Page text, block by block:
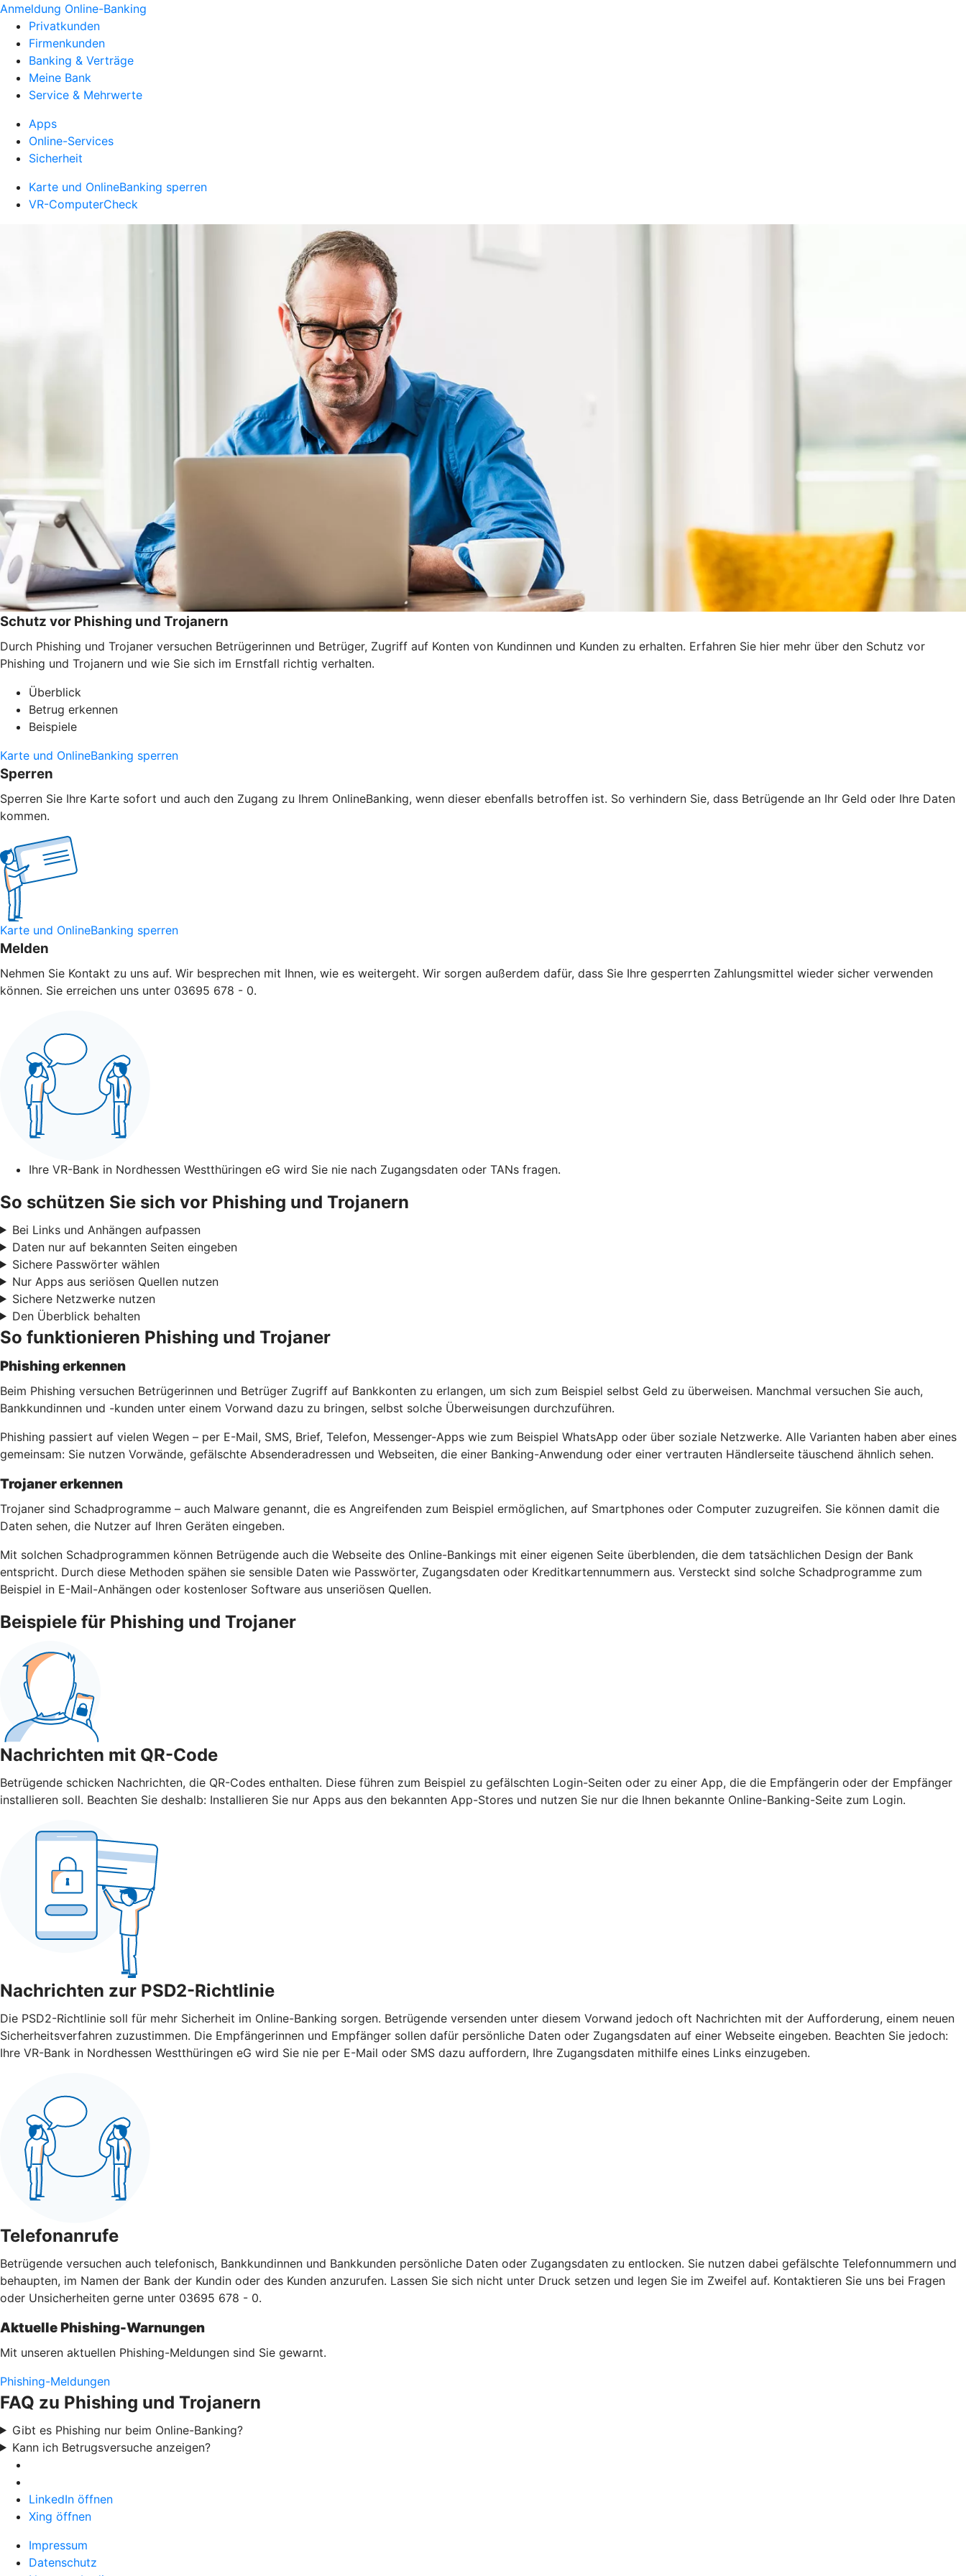
Anmeldung Online-Banking
Privatkunden
Firmenkunden
Banking & Verträge
Meine Bank
Service & Mehrwerte
Apps
Online-Services
Sicherheit
Karte und OnlineBanking sperren
VR-ComputerCheck
Schutz vor Phishing und Trojanern
Durch Phishing und Trojaner versuchen Betrügerinnen und Betrüger, Zugriff auf Konten von Kundinnen und Kunden zu erhalten. Erfahren Sie hier mehr über den Schutz vor
Phishing und Trojanern und wie Sie sich im Ernstfall richtig verhalten.
Überblick
Betrug erkennen
Beispiele
Karte und OnlineBanking sperren
Sperren
Sperren Sie Ihre Karte sofort und auch den Zugang zu Ihrem OnlineBanking, wenn dieser ebenfalls betroffen ist. So verhindern Sie, dass Betrügende an Ihr Geld oder Ihre Daten
kommen.
Karte und OnlineBanking sperren
Melden
Nehmen Sie Kontakt zu uns auf. Wir besprechen mit Ihnen, wie es weitergeht. Wir sorgen außerdem dafür, dass Sie Ihre gesperrten Zahlungsmittel wieder sicher verwenden
können. Sie erreichen uns unter 03695 678 - 0.
Ihre VR-Bank in Nordhessen Westthüringen eG wird Sie nie nach Zugangsdaten oder TANs fragen.
So schützen Sie sich vor Phishing und Trojanern
Bei Links und Anhängen aufpassen
Daten nur auf bekannten Seiten eingeben
Sichere Passwörter wählen
Nur Apps aus seriösen Quellen nutzen
Sichere Netzwerke nutzen
Den Überblick behalten
So funktionieren Phishing und Trojaner
Phishing erkennen
Beim Phishing versuchen Betrügerinnen und Betrüger Zugriff auf Bankkonten zu erlangen, um sich zum Beispiel selbst Geld zu überweisen. Manchmal versuchen Sie auch,
Bankkundinnen und -kunden unter einem Vorwand dazu zu bringen, selbst solche Überweisungen durchzuführen.
Phishing passiert auf vielen Wegen – per E-Mail, SMS, Brief, Telefon, Messenger-Apps wie zum Beispiel WhatsApp oder über soziale Netzwerke. Alle Varianten haben aber eines
gemeinsam: Sie nutzen Vorwände, gefälschte Absenderadressen und Webseiten, die einer Banking-Anwendung oder einer vertrauten Händlerseite täuschend ähnlich sehen.
Trojaner erkennen
Trojaner sind Schadprogramme – auch Malware genannt, die es Angreifenden zum Beispiel ermöglichen, auf Smartphones oder Computer zuzugreifen. Sie können damit die
Daten sehen, die Nutzer auf Ihren Geräten eingeben.
Mit solchen Schadprogrammen können Betrügende auch die Webseite des Online-Bankings mit einer eigenen Seite überblenden, die dem tatsächlichen Design der Bank
entspricht. Durch diese Methoden spähen sie sensible Daten wie Passwörter, Zugangsdaten oder Kreditkartennummern aus. Versteckt sind solche Schadprogramme zum
Beispiel in E-Mail-Anhängen oder kostenloser Software aus unseriösen Quellen.
Beispiele für Phishing und Trojaner
Nachrichten mit QR-Code
Betrügende schicken Nachrichten, die QR-Codes enthalten. Diese führen zum Beispiel zu gefälschten Login-Seiten oder zu einer App, die die Empfängerin oder der Empfänger
installieren soll. Beachten Sie deshalb: Installieren Sie nur Apps aus den bekannten App-Stores und nutzen Sie nur die Ihnen bekannte Online-Banking-Seite zum Login.
Nachrichten zur PSD2-Richtlinie
Die PSD2-Richtlinie soll für mehr Sicherheit im Online-Banking sorgen. Betrügende versenden unter diesem Vorwand jedoch oft Nachrichten mit der Aufforderung, einem neuen
Sicherheitsverfahren zuzustimmen. Die Empfängerinnen und Empfänger sollen dafür persönliche Daten oder Zugangsdaten auf einer Webseite eingeben. Beachten Sie jedoch:
Ihre VR-Bank in Nordhessen Westthüringen eG wird Sie nie per E-Mail oder SMS dazu auffordern, Ihre Zugangsdaten mithilfe eines Links einzugeben.
Telefonanrufe
Betrügende versuchen auch telefonisch, Bankkundinnen und Bankkunden persönliche Daten oder Zugangsdaten zu entlocken. Sie nutzen dabei gefälschte Telefonnummern und
behaupten, im Namen der Bank der Kundin oder des Kunden anzurufen. Lassen Sie sich nicht unter Druck setzen und legen Sie im Zweifel auf. Kontaktieren Sie uns bei Fragen
oder Unsicherheiten gerne unter 03695 678 - 0.
Aktuelle Phishing-Warnungen
Mit unseren aktuellen Phishing-Meldungen sind Sie gewarnt.
Phishing-Meldungen
FAQ zu Phishing und Trojanern
Gibt es Phishing nur beim Online-Banking?
Kann ich Betrugsversuche anzeigen?
LinkedIn öffnen
Xing öffnen
Impressum
Datenschutz